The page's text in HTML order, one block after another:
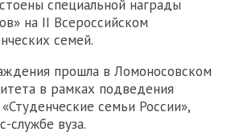
специальной награды
на II Всероссийском
семей.
прошла в Ломоносовском
в рамках подведения
семьи России»,
службе вуза.